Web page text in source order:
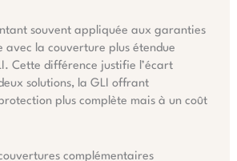
souvent appliquée aux garanties
avec la couverture plus étendue
Cette différence justifie l’écart
solutions, la GLI offrant
plus complète mais à un coût
complémentaires